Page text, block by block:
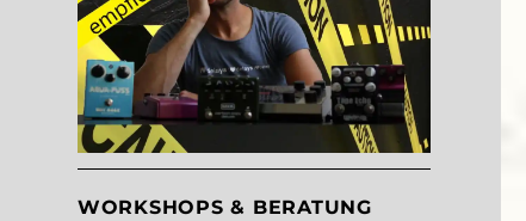
WORKSHOPS & BERATUNG